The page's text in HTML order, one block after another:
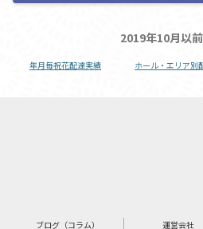
2019年10月以
年月毎祝花配達実績 ホール・エリア別
ブログ（コラム） 運営会社